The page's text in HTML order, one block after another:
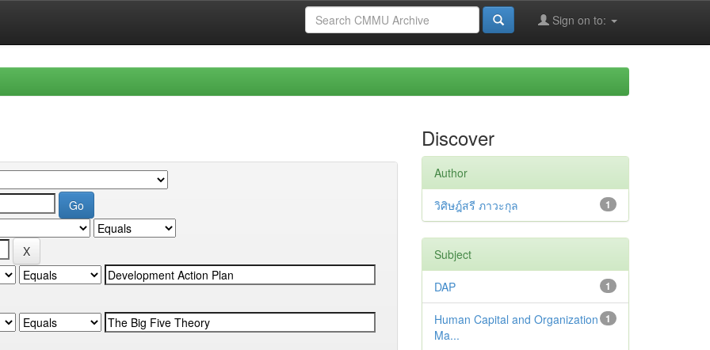
Sign on to:
Discover
Author
1
วิศิษฎ์สรี ภาวะกุล
Subject
1
DAP
1
Human Capital and Organization
Ma...